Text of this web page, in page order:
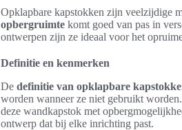
Opklapbare kapstokken zijn veelzijdige
opbergruimte komt goed van pas in
ontwerpen zijn ze ideaal voor het
Definitie en kenmerken
De definitie van opklapbare
worden wanneer ze niet gebruikt
deze wandkapstok met
ontwerp dat bij elke inrichting past.